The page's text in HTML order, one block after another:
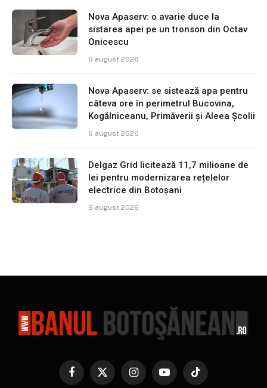
Nova Apaserv: o avarie duce la
sistarea apei pe un tronson din Octav
Onicescu
6 august 2026
Nova Apaserv: se sistează apa pentru
câteva ore în perimetrul Bucovina,
Kogălniceanu, Primăverii și Aleea Școlii
6 august 2026
Delgaz Grid licitează 11,7 milioane de
lei pentru modernizarea rețelelor
electrice din Botoșani
6 august 2026
Facebook
X
InstagramYouTubeTikTok